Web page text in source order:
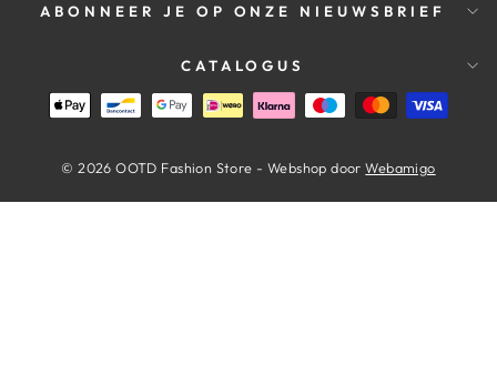
ABONNEER JE OP ONZE NIEUWSBRIEF
CATALOGUS
© 2026 OOTD Fashion Store - Webshop doorWebamigo